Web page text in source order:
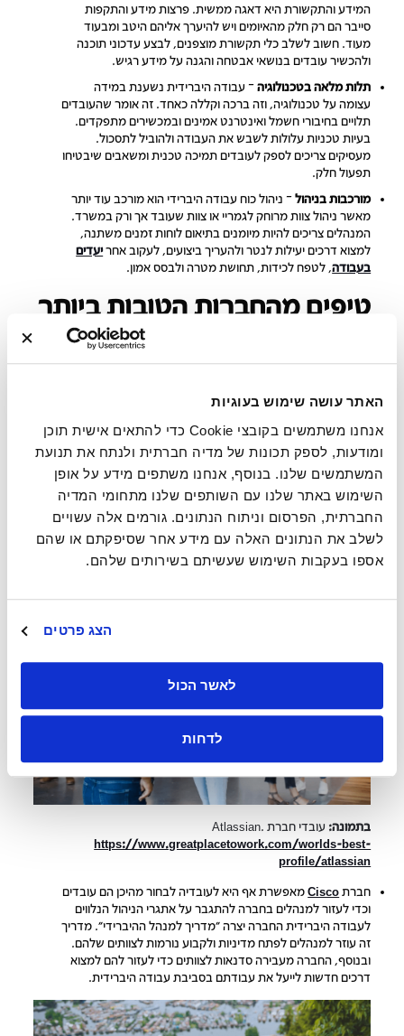
האתר עושה שימוש בעוגיות
אנחנו משתמשים בקובצי Cookie כדי להתאים אישית תוכן
ומודעות, לספק תכונות של מדיה חברתית ולנתח את תנועת
המשתמשים שלנו. בנוסף, אנחנו משתפים מידע על אופן
השימוש באתר שלנו עם השותפים שלנו מתחומי המדיה
החברתית, הפרסום וניתוח הנתונים. גורמים אלה עשויים
לשלב את הנתונים האלה עם מידע אחר שסיפקתם או שהם
אספו בעקבות השימוש שעשיתם בשירותים שלהם.
הצג פרטים
לאשר הכול
לדחות
המידע והתקשורת היא דאגה ממשית. פרצות מידע והתקפות
סייבר הם רק חלק מהאיומים ויש להיערך אליהם היטב ומבעוד
מעוד. חשוב לשלב כלי תקשורת מוצפנים, לבצע עדכוני תוכנה
ולהכשיר עובדים בנושאי אבטחה והגנה על מידע רגיש.
תלות מלאה בטכנולוגיה– עבודה היברידית נשענת במידה
עצומה על טכנולוגיה, וזה ברכה וקללה כאחד. זה אומר שהעובדים
תלויים בחיבורי חשמל ואינטרנט אמינים ובמכשירים מתפקדים.
בעיות טכניות עלולות לשבש את העבודה ולהוביל לתסכול.
מעסיקים צריכים לספק לעובדים תמיכה טכנית ומשאבים שיבטיחו
תפעול חלק.
מורכבות בניהול– ניהול כוח עבודה היברידי הוא מורכב עוד יותר
מאשר ניהול צוות מרוחק לגמריי או צוות שעובד אך ורק במשרד.
המנהלים צריכים להיות מיומנים בתיאום לוחות זמנים משתנה,
למצוא דרכים יעילות לנטר ולהעריך ביצועים, לעקוב אחריעדים
בעבודה, לטפח לכידות, תחושת מטרה ולבסס אמון.
טיפים מהחברות הטובות ביותר
בעולם לעבוד בהן ליישום
עבודה היברידית
כך ארגונים הנמנים עם רשימת החברות הטובות ביותר לעבוד בהן
משלבים בהצלחה עבודה היברידית:
בחברת התוכנה Atlassian, שיש לה סניפים ברחבי העולם,
מאפשרים עבודה היברידית, כך שאין חובה להגיע למשרד אך
שעות של זמן שיתוף פעולה, גם אם זה מרחוק. בנוסף, החברה
הקימה צוות ייעוץ שיתמוך בעבודה ההיברידית ויספק משוב ועצות
לגבי מדיניות עבודה בפורמט ההיברידי ושיבטיח שכל עובד יהיה
חלק מתהליכי קבלת החלטות.
בתמונה: עובדי חברת Atlassian.
https://www.greatplacetowork.com/worlds-best-
profile/atlassian
חברתCiscoמאפשרת אף היא לעובדיה לבחור מהיכן הם עובדים
וכדי לעזור למנהלים בחברה להתגבר על אתגרי הניהול הנלווים
לעבודה היברידית החברה יצרה "מדריך למנהל ההיברידי". מדריך
זה עוזר למנהלים לפתח מדיניות ולקבוע נורמות לצוותים שלהם.
ובנוסף, החברה מעבירה סדנאות לצוותים כדי לעזור להם למצוא
דרכים חדשות לייעל את עבודתם בסביבת עבודה היברידית.